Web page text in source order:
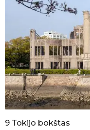
9 Tokijo bokštas